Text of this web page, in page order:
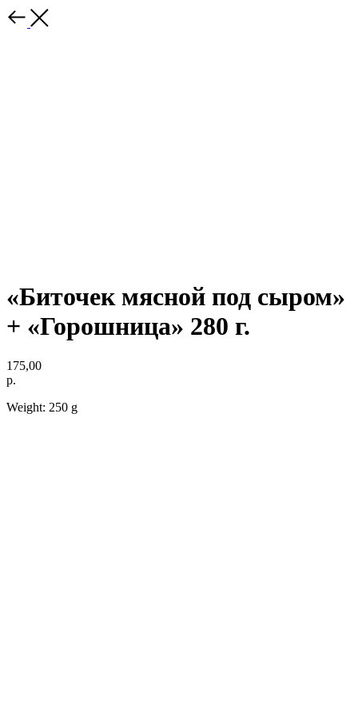
«Биточек мясной под сыром»
+ «Горошница» 280 г.
175,00
р.
Weight: 250 g